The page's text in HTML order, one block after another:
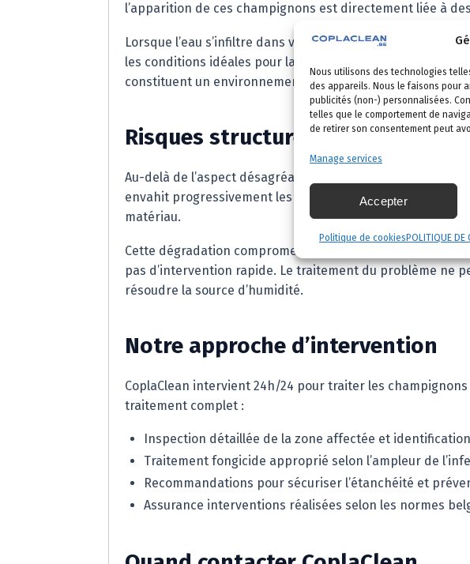
Nous utilisons des technologies
des appareils. Nous le faisons pour
publicités (non-) personnalisées.
telles que le comportement de
de retirer son consentement peut
Manage services
Accepter
Politique de cookies POLITIQUE DE
l’apparition de ces champignons est directement liée à
Lorsque l’eau s’infiltre dans votre habitation — par une
les conditions idéales pour la prolifération des
constituent un environnement favorable à leur
Risques structurels et dégâts au
Au-delà de l’aspect désagréable, ces champignons
envahit progressivement les organes du bois — poutres,
matériau.
Cette dégradation compromet l’intégrité structurelle de
pas d’intervention rapide. Le traitement du problème ne
résoudre la source d’humidité.
Notre approche d’intervention
CoplaClean intervient 24h/24 pour traiter les
traitement complet :
Inspection détaillée de la zone affectée et
Traitement fongicide approprié selon l’ampleur de
Recommandations pour sécuriser l’étanchéité et
Assurance interventions réalisées selon les normes